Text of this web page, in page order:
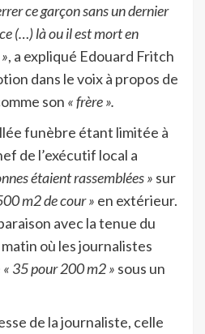
ce garçon sans un dernier
(…) là ou il est mort en
, a expliqué Edouard Fritch
dans le voix à propos de
son « frère ».
funèbre étant limitée à
de l’exécutif local a
étaient rassemblées » sur
m2 de cour » en extérieur.
avec la tenue du
où les journalistes
« 35 pour 200 m2 » sous un
de la journaliste, celle